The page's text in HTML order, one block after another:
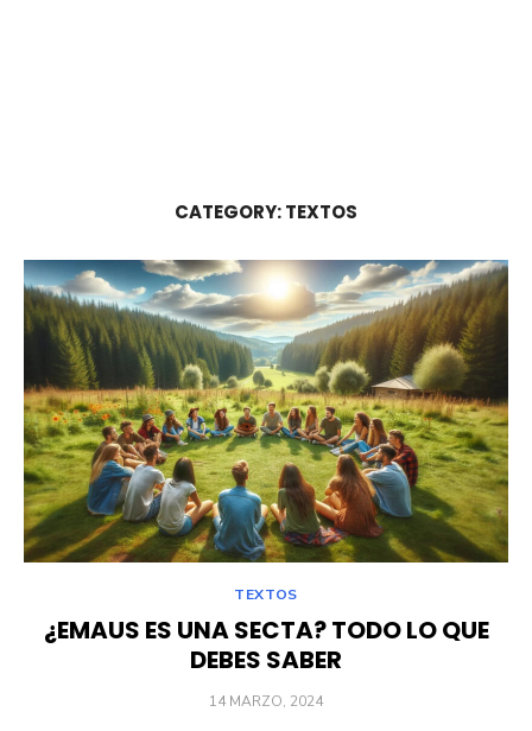
CATEGORY:TEXTOS
TEXTOS
¿EMAUS ES UNA SECTA? TODO LO QUE
DEBES SABER
PUBLICADO
14 MARZO, 2024